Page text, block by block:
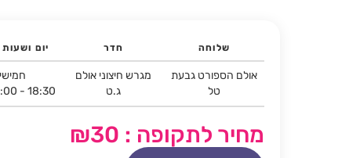
שלוחה חדר יום
אולם הספורט גבעת
טל
מגרש חיצוני אולם
ג.ט
חמישי
- 18:30
מחיר לתקופה : ₪30